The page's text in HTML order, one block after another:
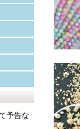
予告な